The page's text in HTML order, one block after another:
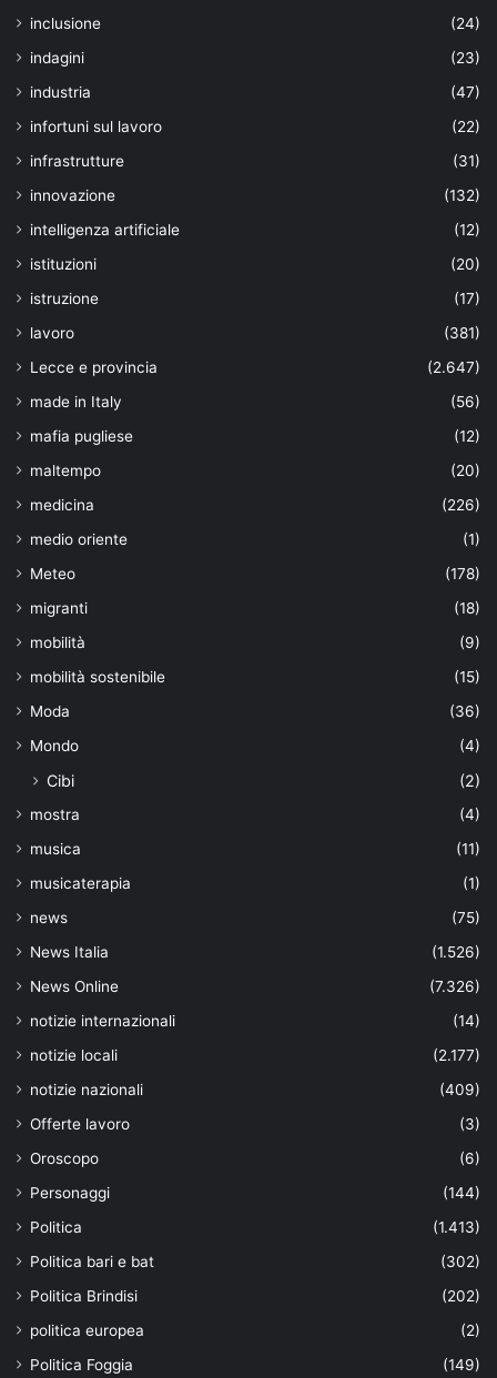
inclusione
(24)
indagini
(23)
industria
(47)
infortuni sul lavoro
(22)
infrastrutture
(31)
innovazione
(132)
intelligenza artificiale
(12)
istituzioni
(20)
istruzione
(17)
lavoro
(381)
Lecce e provincia
(2.647)
made in Italy
(56)
mafia pugliese
(12)
maltempo
(20)
medicina
(226)
medio oriente
(1)
Meteo
(178)
migranti
(18)
mobilità
(9)
mobilità sostenibile
(15)
Moda
(36)
Mondo
(4)
Cibi (2)
mostra
(4)
musica
(11)
musicaterapia
(1)
news
(75)
News Italia
(1.526)
News Online
(7.326)
notizie internazionali
(14)
notizie locali
(2.177)
notizie nazionali
(409)
Offerte lavoro
(3)
Oroscopo
(6)
Personaggi
(144)
Politica
(1.413)
Politica bari e bat
(302)
Politica Brindisi
(202)
politica europea
(2)
Politica Foggia
(149)